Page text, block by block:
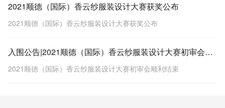
2021顺德（国际）香云纱服装设计大赛获奖公布
2021顺德（国际）香云纱服装设计大赛获奖公布
入围公告|2021顺德（国际）香云纱服装设计大赛初审会顺利结束
2021顺德（国际）香云纱服装设计大赛初审会顺利结束